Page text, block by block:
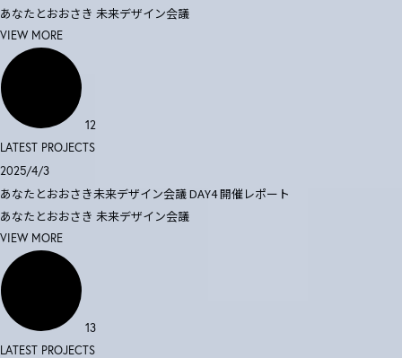
あなたとおおさき 未来デザイン会議
VIEW MORE
12
LATEST PROJECTS
2025/4/3
あなたとおおさき未来デザイン会議 DAY4 開催レポート
あなたとおおさき 未来デザイン会議
VIEW MORE
13
LATEST PROJECTS